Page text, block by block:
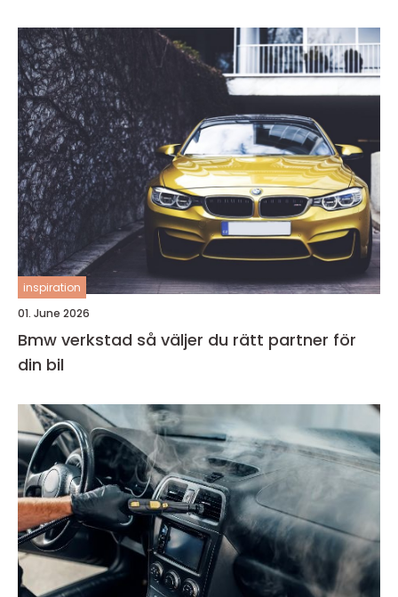
inspiration
01. June 2026
Bmw verkstad så väljer du rätt partner för
din bil